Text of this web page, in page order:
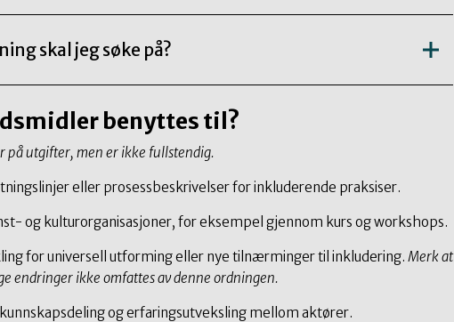
skal jeg søke på?
benyttes til?
på utgifter, men er ikke fullstendig.
eller prosessbeskrivelser for inkluderende praksiser.
og kulturorganisasjoner, for eksempel gjennom kurs og workshops.
for universell utforming eller nye tilnærminger til inkludering. Merk at
endringer ikke omfattes av denne ordningen.
og erfaringsutveksling mellom aktører.